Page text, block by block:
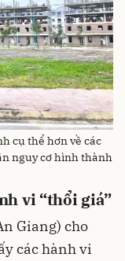
cụ thể hơn về các
nguy cơ hình thành
vi “thổi giá”
Giang) cho
các hành vi